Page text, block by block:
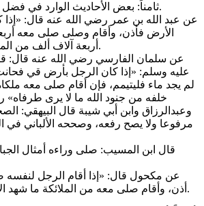
ثامناً: بعض الأحاديث الوارد في فضل الصلاة في البر والفلاة.
الأرض فأذن، وأقام وصلى صلى معه
أربعة آلاف ألف من الملائكة» رواه عبدالرزاق.
عليه وسلم: «إذا كان الرجل بأرض قي
لم يجد ماء فليتيمم، فإن أقام صلى معه
خلفه من جنود الله ما لا يرى طرفاه»
وعبدالرزاق وابن أبي شيبة قال البيهقي:
مرفوعا ولا يصح رفعه، وصححه الألباني في
أذن، وأقام صلى معه من الملائكة ما شهد الأرض» رواه عبدالرزاق.